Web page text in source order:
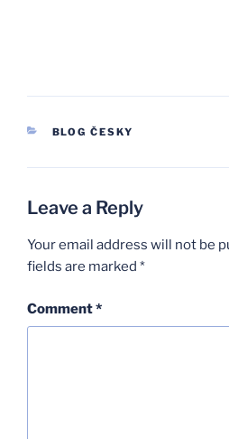
CATEGORIES
BLOG ČESKY
Leave a Reply
Your email address will not be
fields are marked *
Comment*